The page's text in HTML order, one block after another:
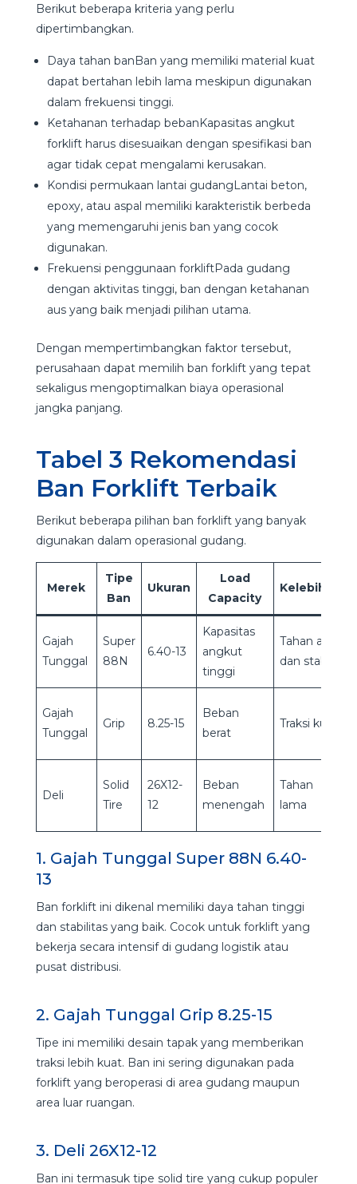
Berikut beberapa kriteria yang perlu
dipertimbangkan.
Daya tahan banBan yang memiliki material kuat
dapat bertahan lebih lama meskipun digunakan
dalam frekuensi tinggi.
Ketahanan terhadap bebanKapasitas angkut
forklift harus disesuaikan dengan spesifikasi ban
agar tidak cepat mengalami kerusakan.
Kondisi permukaan lantai gudangLantai beton,
epoxy, atau aspal memiliki karakteristik berbeda
yang memengaruhi jenis ban yang cocok
digunakan.
Frekuensi penggunaan forkliftPada gudang
dengan aktivitas tinggi, ban dengan ketahanan
aus yang baik menjadi pilihan utama.
Dengan mempertimbangkan faktor tersebut,
perusahaan dapat memilih ban forklift yang tepat
sekaligus mengoptimalkan biaya operasional
jangka panjang.
Tabel 3 Rekomendasi
Ban Forklift Terbaik
Berikut beberapa pilihan ban forklift yang banyak
digunakan dalam operasional gudang.
Merek
Tipe
Ban
Ukuran
Load
Capacity
Kelebihan
Gajah
Tunggal
Super
88N
6.40-13
Kapasitas
angkut
tinggi
Tahan aus
dan stabil
Gajah
Tunggal
Grip 8.25-15
Beban
berat
Traksi kuat
Deli
Solid
Tire
26X12-
12
Beban
menengah
Tahan
lama
1. Gajah Tunggal Super 88N 6.40-
13
Ban forklift ini dikenal memiliki daya tahan tinggi
dan stabilitas yang baik. Cocok untuk forklift yang
bekerja secara intensif di gudang logistik atau
pusat distribusi.
2. Gajah Tunggal Grip 8.25-15
Tipe ini memiliki desain tapak yang memberikan
traksi lebih kuat. Ban ini sering digunakan pada
forklift yang beroperasi di area gudang maupun
area luar ruangan.
3. Deli 26X12-12
Ban ini termasuk tipe solid tire yang cukup populer